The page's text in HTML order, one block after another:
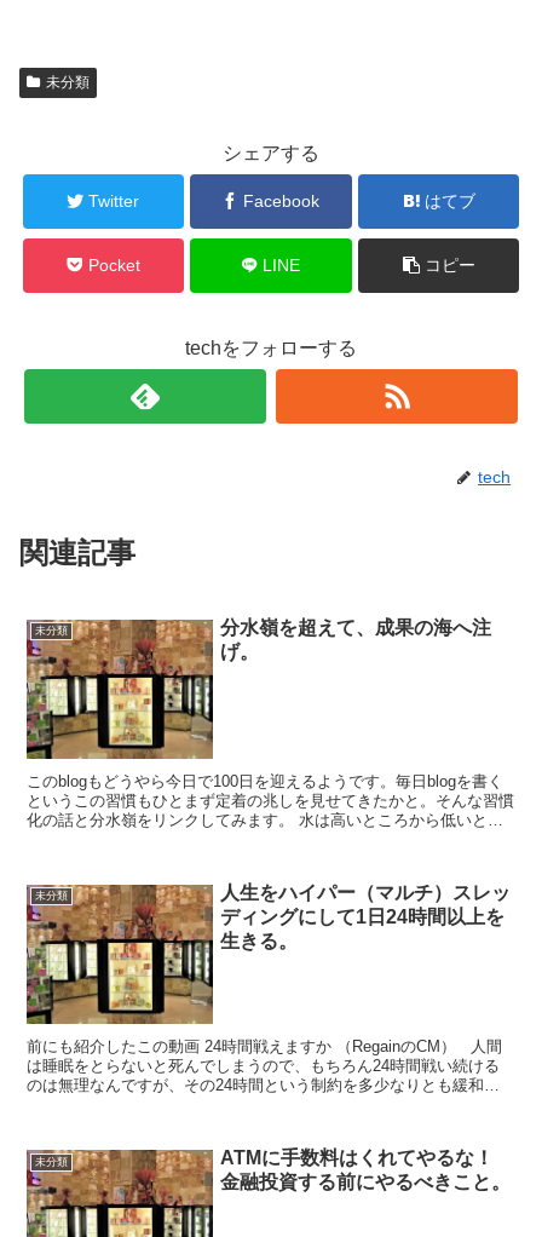
未分類
シェアする
Twitter Facebook はてブ
Pocket LINE コピー
techをフォローする
tech
関連記事
未分類
分水嶺を超えて、成果の海へ注
げ。
このblogもどうやら今日で100日を迎えるようです。毎日blogを書く
というこの習慣もひとまず定着の兆しを見せてきたかと。そんな習慣
化の話と分水嶺をリンクしてみます。 水は高いところから低いとこ
未分類
人生をハイパー（マルチ）スレッ
ディングにして1日24時間以上を
生きる。
前にも紹介したこの動画 24時間戦えますか （RegainのCM） 人間
は睡眠をとらないと死んでしまうので、もちろん24時間戦い続ける
のは無理なんですが、その24時間という制約を多少なりとも緩和す
未分類
ATMに手数料はくれてやるな！
金融投資する前にやるべきこと。